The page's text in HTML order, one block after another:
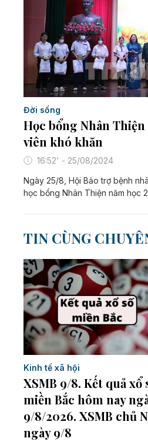
Đời sống
Học bổng Nhân
viên khó khăn
16:52' - 25/08/2024
Ngày 25/8, Hội Bảo trợ bệnh
học bổng Nhân Thiện năm học
TIN CÙNG
Kinh tế xã hội
XSMB 9/8. Kết quả xổ
miền Bắc hôm nay
9/8/2026. XSMB chủ
ngày 9/8